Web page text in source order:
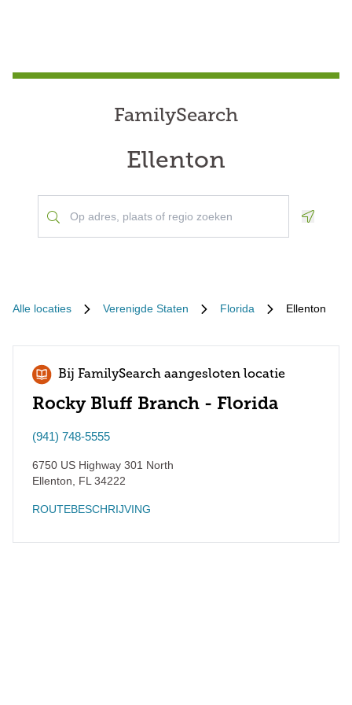
FamilySearch
Ellenton
Alle locaties Verenigde Staten Florida Ellenton
Bij FamilySearch aangesloten locatie
Rocky Bluff Branch - Florida
(941) 748-5555
6750 US Highway 301 North
Ellenton
FL 34222
ROUTEBESCHRIJVING